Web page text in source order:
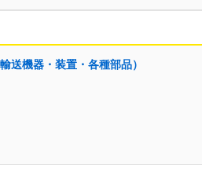
送機器・装置・各種部品）